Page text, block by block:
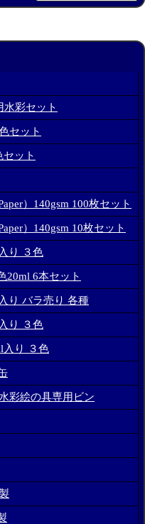
彩セット
セット
ット
）140gsm 100枚セット
）140gsm 10枚セット
り ３色
20ml 6本セット
り バラ売り 各種
り ３色
入り ３色
彩絵の具専用ビン